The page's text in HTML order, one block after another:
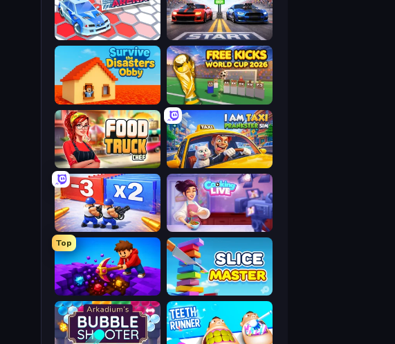
Street Racer 2
Cars Arena
Free Kicks World Cup 2026
Survive the Disasters: Obby
I Am Taxi Prankster Sim
Food Truck Chef™: A Fun Cooking Game
Cooking Live
Battle Brigade
Slice Master
Top
Obby: Dig Down